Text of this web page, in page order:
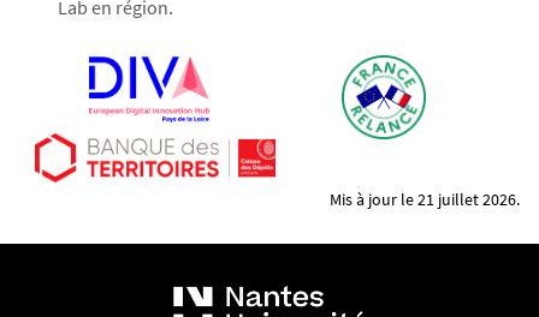
Lab en région.
Mis à jour le 21 juillet 2026.